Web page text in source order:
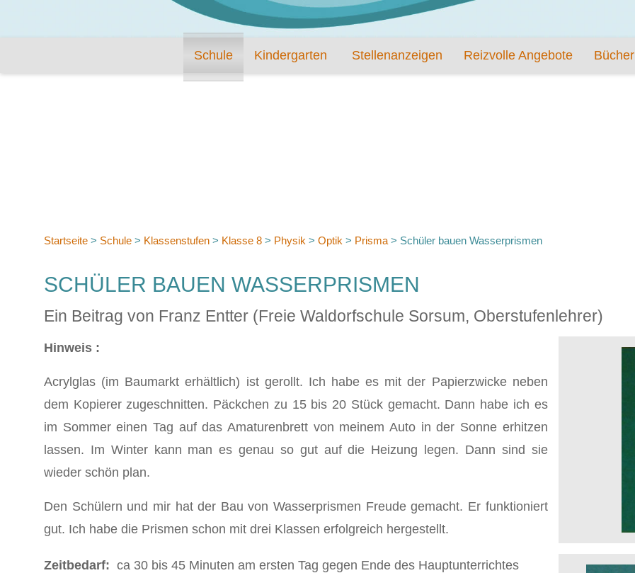
Schule Kindergarten Stellenanzeigen Reizvolle Angebote Bücher
Startseite > Schule > Klassenstufen > Klasse 8 > Physik > Optik > Prisma > Schüler bauen Wasserprismen
SCHÜLER BAUEN WASSERPRISMEN
Ein Beitrag von Franz Entter (Freie Waldorfschule Sorsum, Oberstufenlehrer)
Hinweis :
Acrylglas (im Baumarkt erhältlich) ist gerollt. Ich habe es mit der Papierzwicke neben
dem Kopierer zugeschnitten. Päckchen zu 15 bis 20 Stück gemacht. Dann habe ich es
im Sommer einen Tag auf das Amaturenbrett von meinem Auto in der Sonne erhitzen
lassen. Im Winter kann man es genau so gut auf die Heizung legen. Dann sind sie
wieder schön plan.
Den Schülern und mir hat der Bau von Wasserprismen Freude gemacht. Er funktioniert
gut. Ich habe die Prismen schon mit drei Klassen erfolgreich hergestellt.
Zeitbedarf: ca 30 bis 45 Minuten am ersten Tag gegen Ende des Hauptunterrichtes